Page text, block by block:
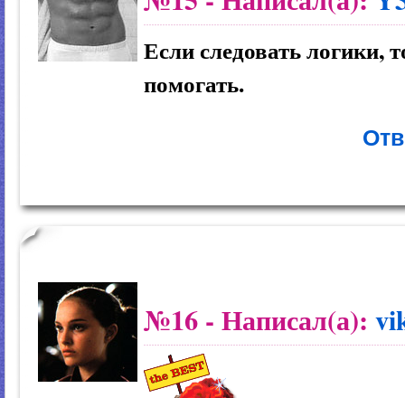
Если следовать логики,
помогать.
№16 - Написал(а):